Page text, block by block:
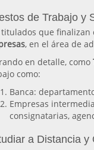
de Trabajo y
titulados que finalizan
, en el área de
en detalle, como
como:
Banca:
Empresas
consignatarias,
a Distancia y